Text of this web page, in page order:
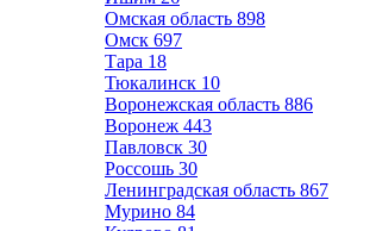
Омская область 898
Омск 697
Тара 18
Тюкалинск 10
Воронежская область 886
Воронеж 443
Павловск 30
Россошь 30
Ленинградская область 867
Мурино 84